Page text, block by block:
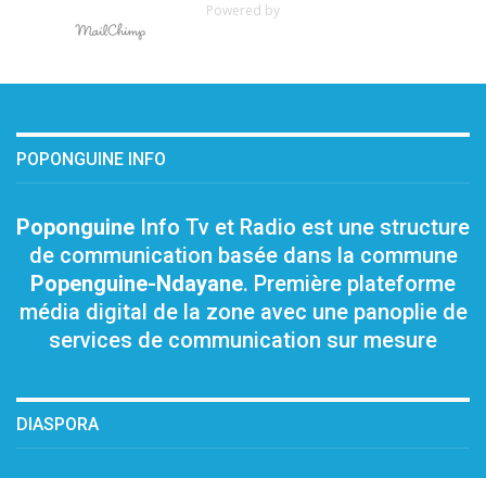
Powered by
POPONGUINE INFO
Poponguine Info Tv et Radio est une structure
de communication basée dans la commune
Popenguine-Ndayane. Première plateforme
média digital de la zone avec une panoplie de
services de communication sur mesure
DIASPORA